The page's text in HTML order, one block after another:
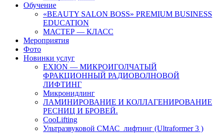
Обучение
«BEAUTY SALON BOSS» PREMIUM BUSINESS
EDUCATION
МАСТЕР — КЛАСС
Мероприятия
Фото
Новинки услуг
EXION — МИКРОИГОЛЧАТЫЙ
ФРАКЦИОННЫЙ РАДИОВОЛНОВОЙ
ЛИФТИНГ
Микронидлинг
ЛАМИНИРОВАНИЕ И КОЛЛАГЕНИРОВАНИЕ
РЕСНИЦ И БРОВЕЙ.
CooLifting
Ультразвуковой СМАС лифтинг (Ultraformer 3 )